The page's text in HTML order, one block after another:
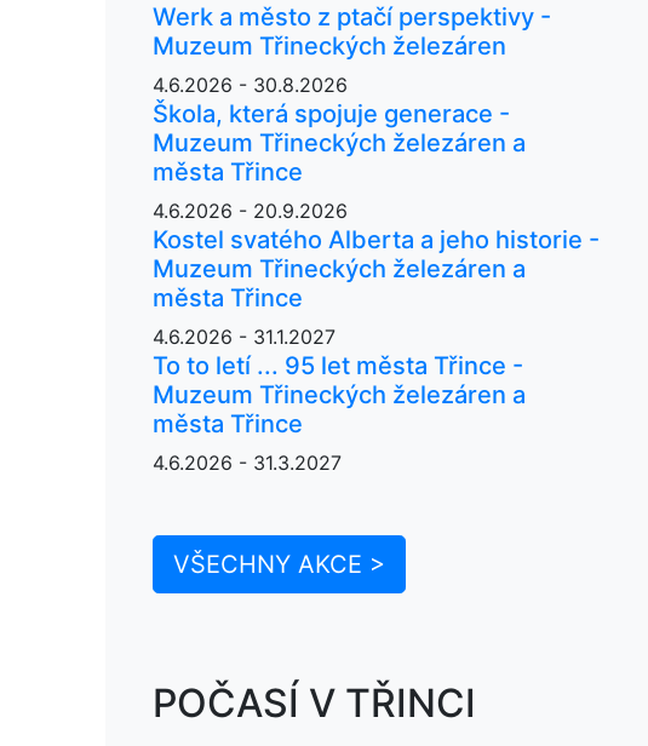
Werk a město z ptačí perspektivy -
Muzeum Třineckých železáren
4.6.2026 - 30.8.2026
Škola, která spojuje generace -
Muzeum Třineckých železáren a
města Třince
4.6.2026 - 20.9.2026
Kostel svatého Alberta a jeho historie -
Muzeum Třineckých železáren a
města Třince
4.6.2026 - 31.1.2027
To to letí ... 95 let města Třince -
Muzeum Třineckých železáren a
města Třince
4.6.2026 - 31.3.2027
VŠECHNY AKCE >
POČASÍ V TŘINCI